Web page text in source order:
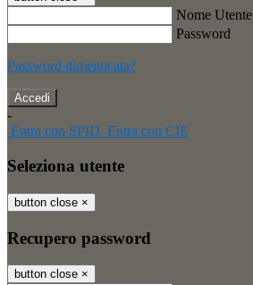
Nome Utente
Password
Password dimenticata?
-
Entra con SPID Entra con CIE
Seleziona utente
button close ×
Recupero password
button close ×